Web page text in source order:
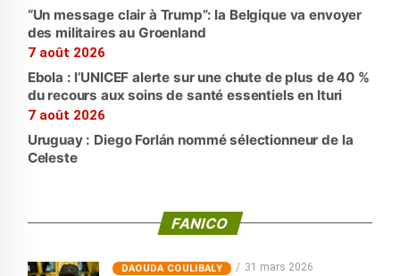
“Un message clair à Trump”: la Belgique va envoyer
des militaires au Groenland
7 août 2026
Ebola : l’UNICEF alerte sur une chute de plus de 40 %
du recours aux soins de santé essentiels en Ituri
7 août 2026
Uruguay : Diego Forlán nommé sélectionneur de la
Celeste
FANICO
‎DAOUDA COULIBALY 31 mars 2026